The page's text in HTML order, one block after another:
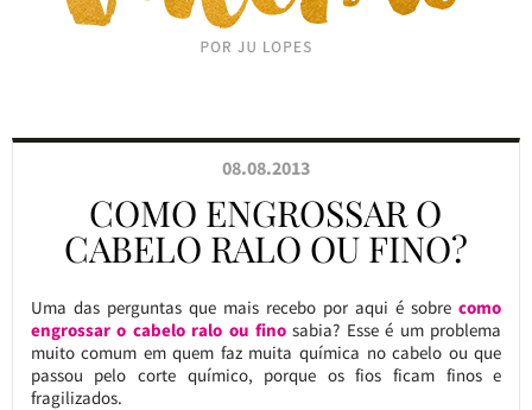
08.08.2013
COMO ENGROSSAR O
CABELO RALO OU FINO?
Uma das perguntas que mais recebo por aqui é sobrecomo
engrossar o cabelo ralo ou fino sabia? Esse é um problema
muito comum em quem faz muita química no cabelo ou que
passou pelo corte químico, porque os fios ficam finos e
fragilizados.